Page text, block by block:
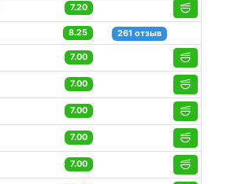
7.20
8.25 261 отзыв
7.00
7.00
7.00
7.00
7.00